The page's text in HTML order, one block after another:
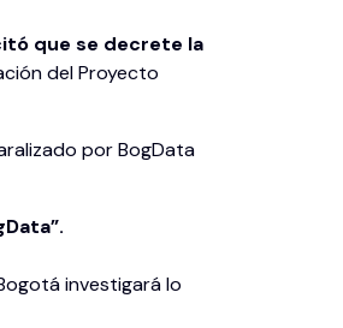
que se decrete la
del Proyecto
por BogData
investigará lo